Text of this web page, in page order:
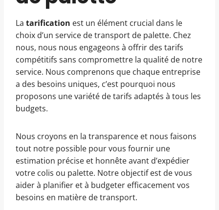
La tarification est un élément crucial dans le
choix d’un service de transport de palette. Chez
nous, nous nous engageons à offrir des tarifs
compétitifs sans compromettre la qualité de notre
service. Nous comprenons que chaque entreprise
a des besoins uniques, c’est pourquoi nous
proposons une variété de tarifs adaptés à tous les
budgets.
Nous croyons en la transparence et nous faisons
tout notre possible pour vous fournir une
estimation précise et honnête avant d’expédier
votre colis ou palette. Notre objectif est de vous
aider à planifier et à budgeter efficacement vos
besoins en matière de transport.